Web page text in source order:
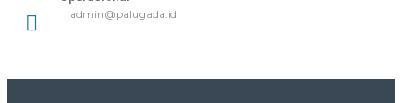
admin@palugada.id